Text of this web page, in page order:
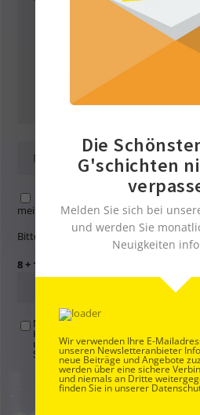
Name, E-Mail-Adresse und
meinen nächsten Kommentar
Bitte gib eine Antwort in Ziffern ein:
8 + 16 =
Mit der Nutzung dieses Formulars
Kommentar, Name, Email und IP-
uns und erklären sich
Server gespeichert werden. Siehe
Die
G'schichten
Melden Sie sich bei
und werden Sie
Neuigkeiten
Wir verwenden Ihre E-
unseren Newsletteranbieter
neue Beiträge und Angebote
werden über eine sichere
und niemals an Dritte
finden Sie in unserer